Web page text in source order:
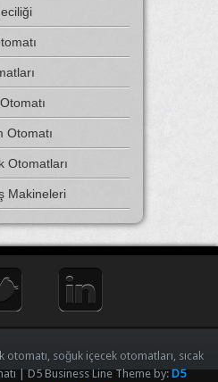
Otomatı
Otomatları
Makineleri
soğuk içecek otomatları, sıcak
| D5 Business Line Theme by:D5